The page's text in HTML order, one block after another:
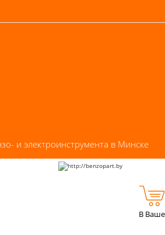
и электроинструмента в Минске
В